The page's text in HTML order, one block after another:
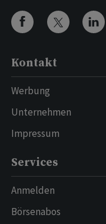
Kontakt
Werbung
Unternehmen
Impressum
Services
Anmelden
Börsenabos